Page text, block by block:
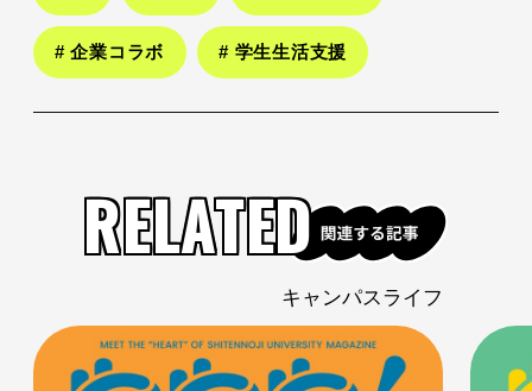
# 企業コラボ # 学生生活支援
RELATED
キャンパスライフ